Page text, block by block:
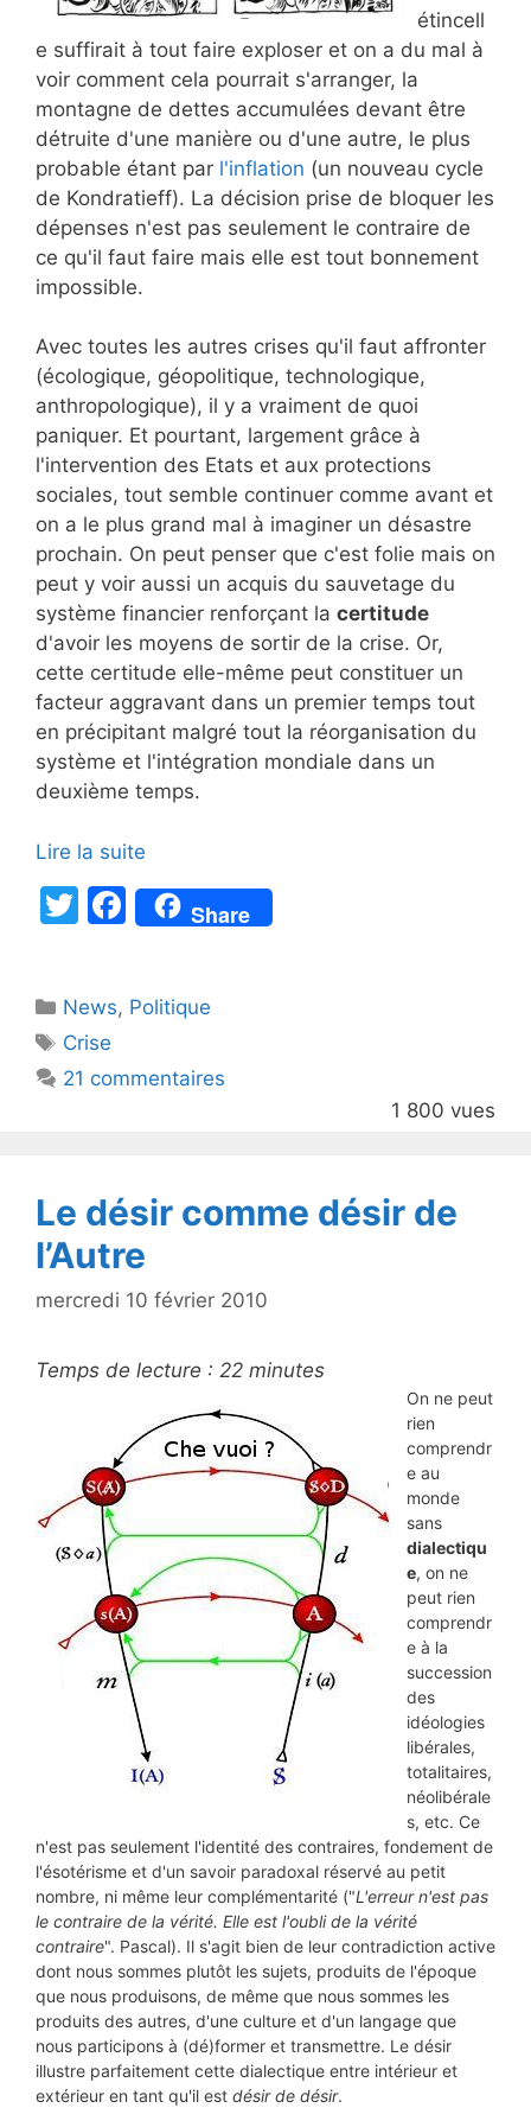
étincell
e suffirait à tout faire exploser et on a du mal à
voir comment cela pourrait s'arranger, la
montagne de dettes accumulées devant être
détruite d'une manière ou d'une autre, le plus
probable étant par l'inflation (un nouveau cycle
de Kondratieff). La décision prise de bloquer les
dépenses n'est pas seulement le contraire de
ce qu'il faut faire mais elle est tout bonnement
impossible.
Avec toutes les autres crises qu'il faut affronter
(écologique, géopolitique, technologique,
anthropologique), il y a vraiment de quoi
paniquer. Et pourtant, largement grâce à
l'intervention des Etats et aux protections
sociales, tout semble continuer comme avant et
on a le plus grand mal à imaginer un désastre
prochain. On peut penser que c'est folie mais on
peut y voir aussi un acquis du sauvetage du
système financier renforçant la certitude
d'avoir les moyens de sortir de la crise. Or,
cette certitude elle-même peut constituer un
facteur aggravant dans un premier temps tout
en précipitant malgré tout la réorganisation du
système et l'intégration mondiale dans un
deuxième temps.
Lire la suite
T
er
F
a
e
o
Share
Catégories
News, Politique
Étiquettes
Crise
21 commentaires
1 800 vues
Le désir comme désir de
l’Autre
mercredi 10 février 2010
Temps de lecture : 22 minutes
On ne peut
rien
comprendr
e au
monde
sans
dialectiqu
e, on ne
peut rien
comprendr
e à la
succession
des
idéologies
libérales,
totalitaires,
néolibérale
s, etc. Ce
n'est pas seulement l'identité des contraires, fondement de
l'ésotérisme et d'un savoir paradoxal réservé au petit
nombre, ni même leur complémentarité ("L'erreur n'est pas
le contraire de la vérité. Elle est l'oubli de la vérité
contraire". Pascal). Il s'agit bien de leur contradiction active
dont nous sommes plutôt les sujets, produits de l'époque
que nous produisons, de même que nous sommes les
produits des autres, d'une culture et d'un langage que
nous participons à (dé)former et transmettre. Le désir
illustre parfaitement cette dialectique entre intérieur et
extérieur en tant qu'il est désir de désir.